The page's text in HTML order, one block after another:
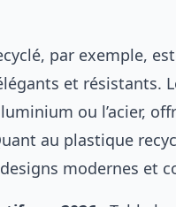
par exemple,
et résistants.
ou l’acier,
au plastique
modernes et